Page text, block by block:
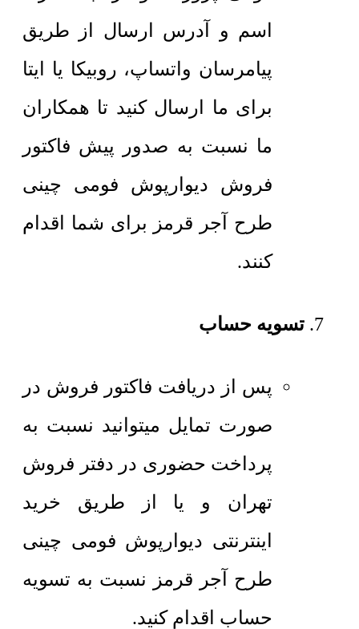
اسم و آدرس ارسال از طریق
پیامرسان واتساپ، روبیکا یا ایتا
برای ما ارسال کنید تا همکاران
ما نسبت به صدور پیش فاکتور
فروش دیوارپوش فومی چینی
طرح آجر قرمز برای شما اقدام
کنند.
تسویه حساب
پس از دریافت فاکتور فروش در
صورت تمایل میتوانید نسبت به
پرداخت حضوری در دفتر فروش
تهران و یا از طریق خرید
اینترنتی دیوارپوش فومی چینی
طرح آجر قرمز نسبت به تسویه
حساب اقدام کنید.